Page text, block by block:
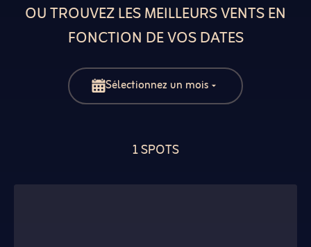
OU TROUVEZ LES MEILLEURS VENTS EN
FONCTION DE VOS DATES
Sélectionnez un mois
1 SPOTS